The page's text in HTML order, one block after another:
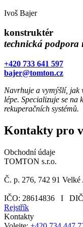
Ivoš Bajer
konstruktér
technická podpora
+420 733 641 597
bajer@tomton.cz
Navrhuje a vymýšlí, jak
lépe. Specializuje se na
rekuperačních systémů.
Kontakty pro
Obchodní údaje
TOMTON s.r.o.
Č. p. 276, 742 91 Velké
IČO: 28614836 I
Rejstřík
Kontakty